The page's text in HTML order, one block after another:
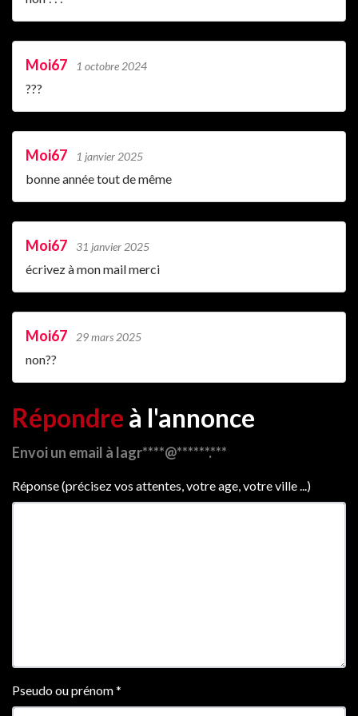
Moi67 1 octobre 2024
???
Moi67 1 janvier 2025
bonne année tout de même
Moi67 31 janvier 2025
écrivez à mon mail merci
Moi67 29 mars 2025
non??
Répondre à l'annonce
Envoi un email à lagr****@******.***
Réponse (précisez vos attentes, votre age, votre ville ...)
Pseudo ou prénom*